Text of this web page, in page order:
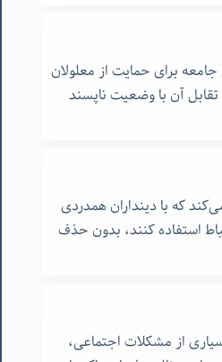
برای حمایت از معلولان
آن با وضعیت ناپسند
که با دینداران همدردی
استفاده کنند، بدون حذف
از مشکلات اجتماعی،